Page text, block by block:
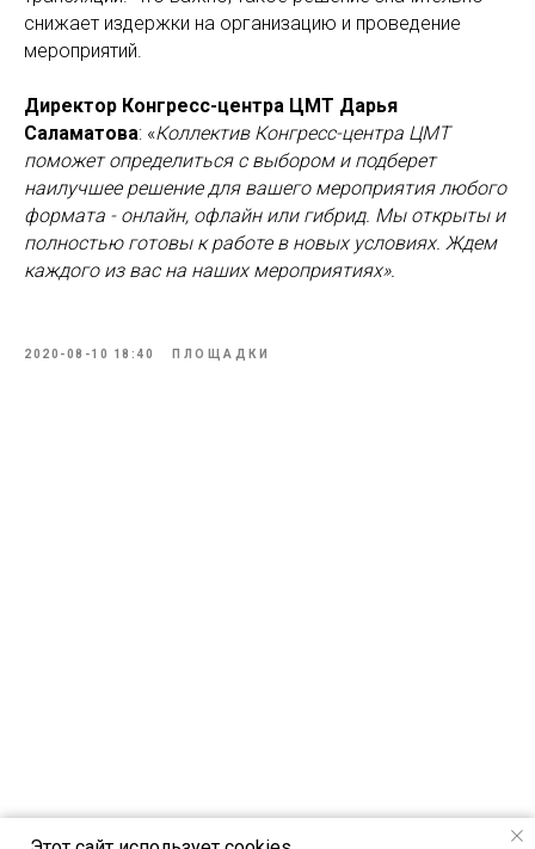
снижает издержки на организацию и проведение
мероприятий.
Директор Конгресс-центра ЦМТ Дарья
Саламатова: «Коллектив Конгресс-центра ЦМТ
поможет определиться с выбором и подберет
наилучшее решение для вашего мероприятия любого
формата - онлайн, офлайн или гибрид. Мы открыты и
полностью готовы к работе в новых условиях. Ждем
каждого из вас на наших мероприятиях».
2020-08-10 18:40 ПЛОЩАДКИ